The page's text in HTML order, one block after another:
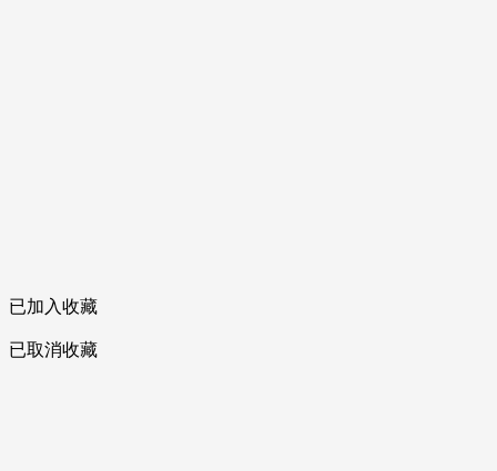
已加入收藏
已取消收藏